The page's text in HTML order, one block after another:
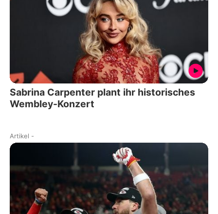
Sabrina Carpenter plant ihr historisches
Wembley-Konzert
Artikel -